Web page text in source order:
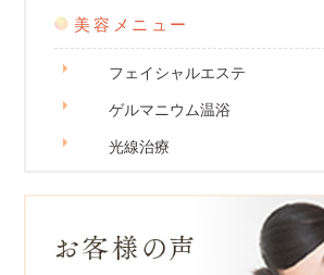
美容メニュー
フェイシャルエステ
ゲルマニウム温浴
光線治療